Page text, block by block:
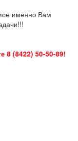
именно Вам
8 (8422) 50-50-89!